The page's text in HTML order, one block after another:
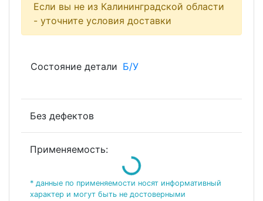
Если вы не из Калининградской области
- уточните условия доставки
Состояние детали Б/У
Без дефектов
Применяемость: Loading...
* данные по применяемости носят информативный
характер и могут быть не достоверными